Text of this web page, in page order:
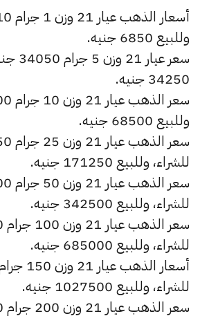
وللبيع 6850 جنيه.
سعر
34250 جنيه.
وللبيع 68500 جنيه.
للشراء، وللبيع 171250 جنيه.
للشراء، وللبيع 342500 جنيه.
للشراء، وللبيع 685000 جنيه.
للشراء، وللبيع 1027500 جنيه.